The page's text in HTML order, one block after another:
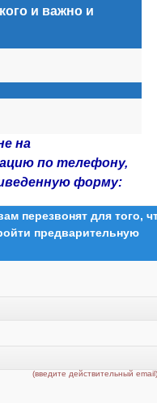
и важно и
на
по телефону,
форму:
перезвонят для того,
предварительную
(введите действительный